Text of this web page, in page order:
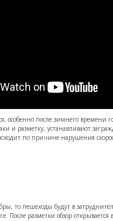
особенно после зимнего
и разметку, устанавливают
по причине нарушения
то пешеходы будут в
После разметки обзор открывается